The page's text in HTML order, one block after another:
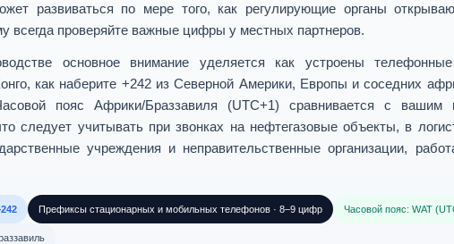
развиваться по мере того, как регулирующие органы
всегда проверяйте важные цифры у местных партнеров.
основное внимание уделяется как устроены
, как наберите +242из Северной Америки, Европы и соседних
пояс Африки/Браззавиля (UTC+1) сравнивается с вашим
следует учитывать при звонках на нефтегазовые объекты, в
учреждения и неправительственные организации,
Префиксы стационарных и мобильных телефонов · 8–9 цифр Часовой пояс: WAT